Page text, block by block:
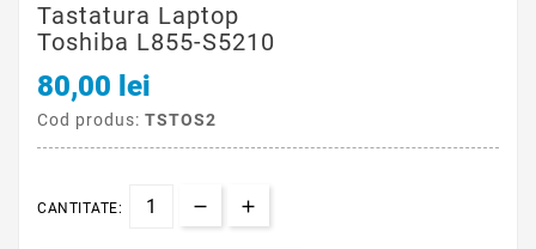
Tastatura Laptop
Toshiba L855-S5210
80,00 lei
Cod produs: TSTOS2
CANTITATE: